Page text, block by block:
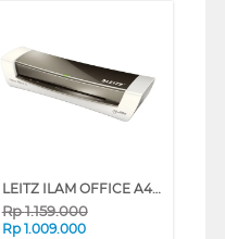
LEITZ ILAM OFFICE A4 LAMINATING EU-7368-00-89
Rp1.159.000
Rp 1.009.000